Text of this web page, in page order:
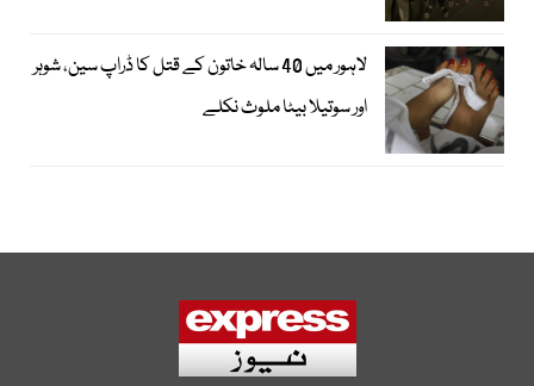
لاہور میں 40 سالہ خاتون کے قتل کا ڈراپ سین، شوہر
اور سوتیلا بیٹا ملوث نکلے